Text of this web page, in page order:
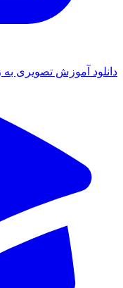
دانلود آموزش تصویری